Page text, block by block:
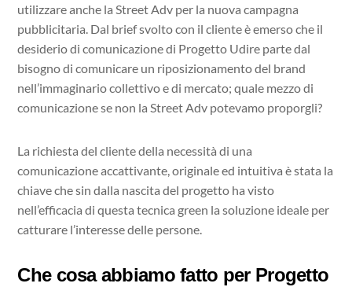
utilizzare anche la Street Adv per la nuova campagna
pubblicitaria. Dal brief svolto con il cliente è emerso che il
desiderio di comunicazione di Progetto Udire parte dal
bisogno di comunicare un riposizionamento del brand
nell’immaginario collettivo e di mercato; quale mezzo di
comunicazione se non la Street Adv potevamo proporgli?
La richiesta del cliente della necessità di una
comunicazione accattivante, originale ed intuitiva è stata la
chiave che sin dalla nascita del progetto ha visto
nell’efficacia di questa tecnica green la soluzione ideale per
catturare l’interesse delle persone.
Che cosa abbiamo fatto per Progetto